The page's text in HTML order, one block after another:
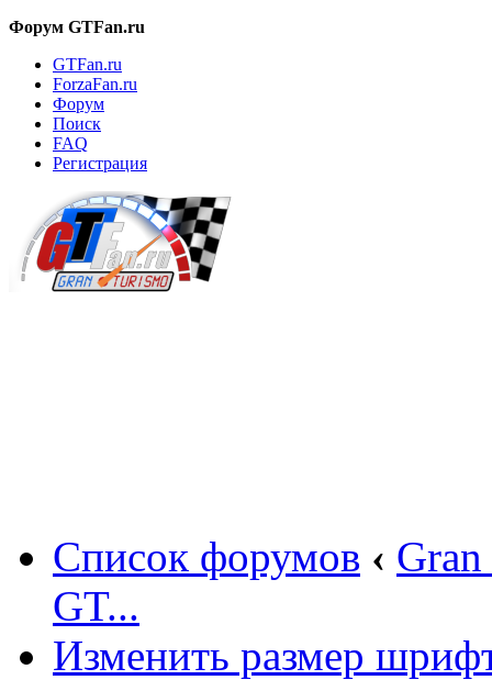
Форум GTFan.ru
GTFan.ru
ForzaFan.ru
Форум
Поиск
FAQ
Регистрация
Список форумов ‹
GT...
Изменить размер